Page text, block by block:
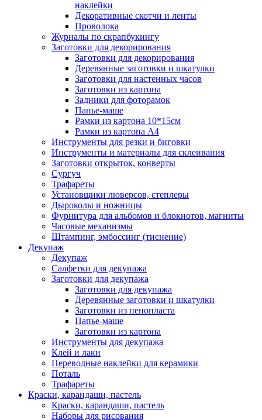
наклейки
Декоративные скотчи и ленты
Проволока
Журналы по скрапбукингу
Заготовки для декорирования
Заготовки для декорирования
Деревянные заготовки и шкатулки
Заготовки для настенных часов
Заготовки из картона
Задники для фоторамок
Папье-маше
Рамки из картона 10*15см
Рамки из картона А4
Инструменты для резки и биговки
Инструменты и материалы для склеивания
Заготовки открыток, конверты
Сургуч
Трафареты
Установщики люверсов, степлеры
Дыроколы и ножницы
Фурнитура для альбомов и блокнотов, магниты
Часовые механизмы
Штампинг, эмбоссинг (тиснение)
Декупаж
Декупаж
Салфетки для декупажа
Заготовки для декупажа
Заготовки для декупажа
Деревянные заготовки и шкатулки
Заготовки из пенопласта
Папье-маше
Заготовки из картона
Инструменты для декупажа
Клей и лаки
Переводные наклейки для керамики
Поталь
Трафареты
Краски, карандаши, пастель
Краски, карандаши, пастель
Наборы для рисования